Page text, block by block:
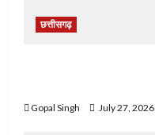
छत्तीसगढ़
Gopal Singh July 27, 2026